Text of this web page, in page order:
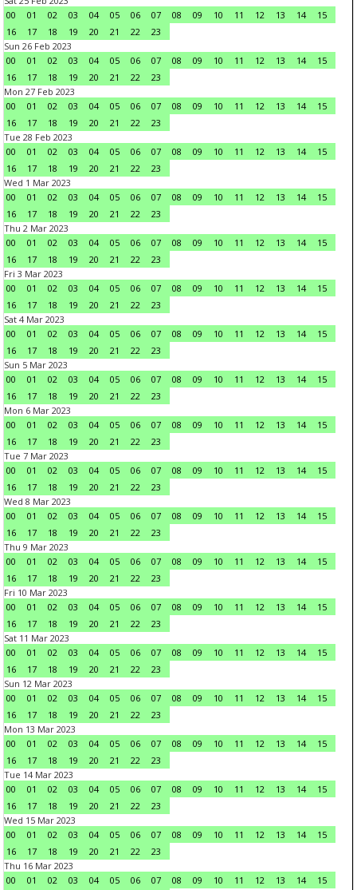
00
01 02 03 04 05 06 07 08 09 10 11 12 13 14
15
16
17 18 19 20 21 22
23
Sun 26 Feb 2023
00
01 02 03 04 05 06 07 08 09 10 11 12 13 14
15
16
17 18 19 20 21 22
23
Mon 27 Feb 2023
00
01 02 03 04 05 06 07 08 09 10 11 12 13 14
15
16
17 18 19 20 21 22
23
Tue 28 Feb 2023
00
01 02 03 04 05 06 07 08 09 10 11 12 13 14
15
16
17 18 19 20 21 22
23
Wed 1 Mar 2023
00
01 02 03 04 05 06 07 08 09 10 11 12 13 14
15
16
17 18 19 20 21 22
23
Thu 2 Mar 2023
00
01 02 03 04 05 06 07 08 09 10 11 12 13 14
15
16
17 18 19 20 21 22
23
Fri 3 Mar 2023
00
01 02 03 04 05 06 07 08 09 10 11 12 13 14
15
16
17 18 19 20 21 22
23
Sat 4 Mar 2023
00
01 02 03 04 05 06 07 08 09 10 11 12 13 14
15
16
17 18 19 20 21 22
23
Sun 5 Mar 2023
00
01 02 03 04 05 06 07 08 09 10 11 12 13 14
15
16
17 18 19 20 21 22
23
Mon 6 Mar 2023
00
01 02 03 04 05 06 07 08 09 10 11 12 13 14
15
16
17 18 19 20 21 22
23
Tue 7 Mar 2023
00
01 02 03 04 05 06 07 08 09 10 11 12 13 14
15
16
17 18 19 20 21 22
23
Wed 8 Mar 2023
00
01 02 03 04 05 06 07 08 09 10 11 12 13 14
15
16
17 18 19 20 21 22
23
Thu 9 Mar 2023
00
01 02 03 04 05 06 07 08 09 10 11 12 13 14
15
16
17 18 19 20 21 22
23
Fri 10 Mar 2023
00
01 02 03 04 05 06 07 08 09 10 11 12 13 14
15
16
17 18 19 20 21 22
23
Sat 11 Mar 2023
00
01 02 03 04 05 06 07 08 09 10 11 12 13 14
15
16
17 18 19 20 21 22
23
Sun 12 Mar 2023
00
01 02 03 04 05 06 07 08 09 10 11 12 13 14
15
16
17 18 19 20 21 22
23
Mon 13 Mar 2023
00
01 02 03 04 05 06 07 08 09 10 11 12 13 14
15
16
17 18 19 20 21 22
23
Tue 14 Mar 2023
00
01 02 03 04 05 06 07 08 09 10 11 12 13 14
15
16
17 18 19 20 21 22
23
Wed 15 Mar 2023
00
01 02 03 04 05 06 07 08 09 10 11 12 13 14
15
16
17 18 19 20 21 22
23
Thu 16 Mar 2023
00
01 02 03 04 05 06 07 08 09 10 11 12 13 14 15